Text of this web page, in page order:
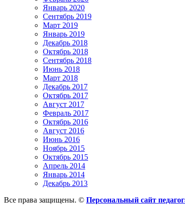
Январь 2020
Сентябрь 2019
Март 2019
Январь 2019
Декабрь 2018
Октябрь 2018
Сентябрь 2018
Июнь 2018
Март 2018
Декабрь 2017
Октябрь 2017
Август 2017
Февраль 2017
Октябрь 2016
Август 2016
Июнь 2016
Ноябрь 2015
Октябрь 2015
Апрель 2014
Январь 2014
Декабрь 2013
Все права защищены. © Персональный сайт